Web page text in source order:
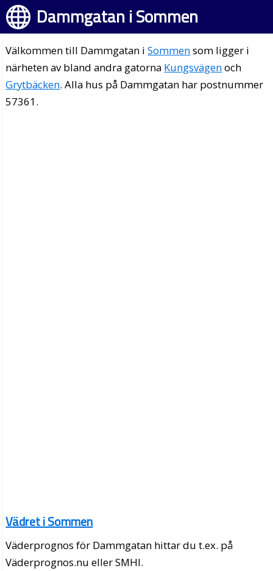
Dammgatan i Sommen
Välkommen till Dammgatan iSommensom ligger i
närheten av bland andra gatorna Kungsvägenoch
Grytbäcken. Alla hus på Dammgatan har postnummer
57361.
Vädret i Sommen
Väderprognos för Dammgatan hittar du t.ex. på
Väderprognos.nu eller SMHI.